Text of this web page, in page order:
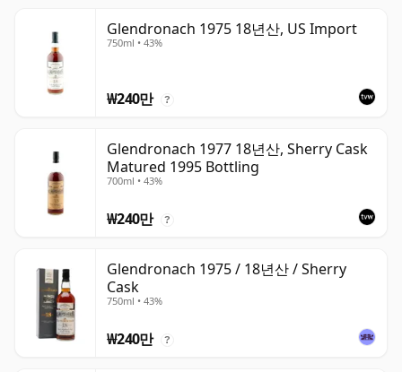
Glendronach 1975 18년산, US Import
750ml • 43%
₩240만 ?
Glendronach 1977 18년산, Sherry Cask
Matured 1995 Bottling
700ml • 43%
₩240만 ?
Glendronach 1975 / 18년산 / Sherry
Cask
750ml • 43%
₩240만 ?